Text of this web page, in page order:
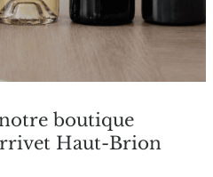
boutique
Haut-Brion